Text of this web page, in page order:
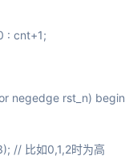
: cnt+1;
negedge rst_n) begin
// 比如0,1,2时为高